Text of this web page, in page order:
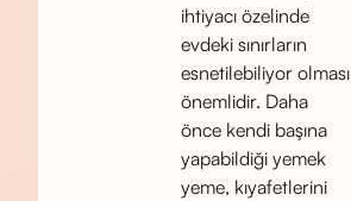
ihtiyacı özelinde
evdeki sınırların
esnetilebiliyor olması
önemlidir. Daha
önce kendi başına
yapabildiği yemek
yeme, kıyafetlerini